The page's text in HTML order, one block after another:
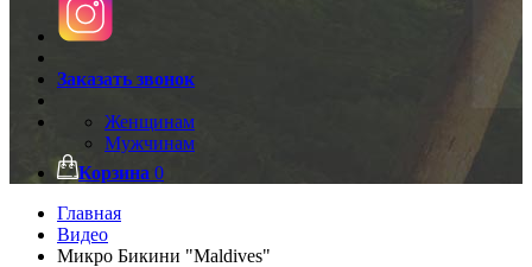
Заказать звонок
Женщинам
Мужчинам
Корзина 0
Главная
Видео
Микро Бикини "Maldives"